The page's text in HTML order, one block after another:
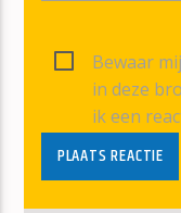
Bewaar
in deze
ik een